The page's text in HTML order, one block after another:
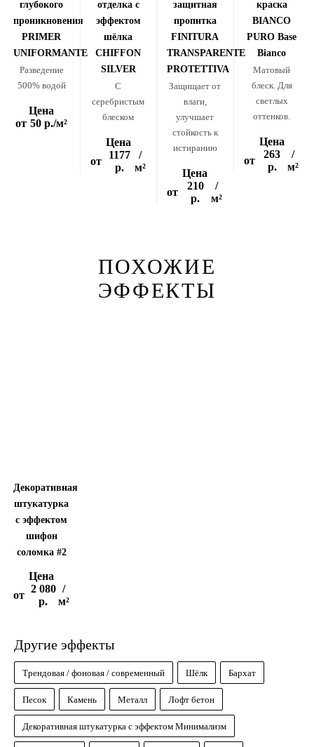
глубокого
проникновения
PRIMER
UNIFORMANTE
Разведение
500% водой
Цена
от 50 р./м²
отделка с
эффектом
шёлка
CHIFFON
SILVER
C
серебристым
блеском
Цена
от
1177
р.
/
м²
защитная
пропитка
FINITURA
TRANSPARENTE
PROTETTIVA
Защищает от
влаги,
улучшает
стойкость к
истиранию
Цена
от
210
р.
/
м²
краска
BIANCO
PURO Base
Bianco
Матовый
блеск. Для
светлых
оттенков.
Цена
от
263
р.
/
м²
ПОХОЖИЕ
ЭФФЕКТЫ
Декоративная
штукатурка
с эффектом
шифон
соломка #2
Цена
от
2 080
р.
/
м²
Другие эффекты
Трендовая / фоновая / современный Шёлк Бархат
Песок Камень Металл Лофт бетон
Декоративная штукатурка с эффектом Минимализм